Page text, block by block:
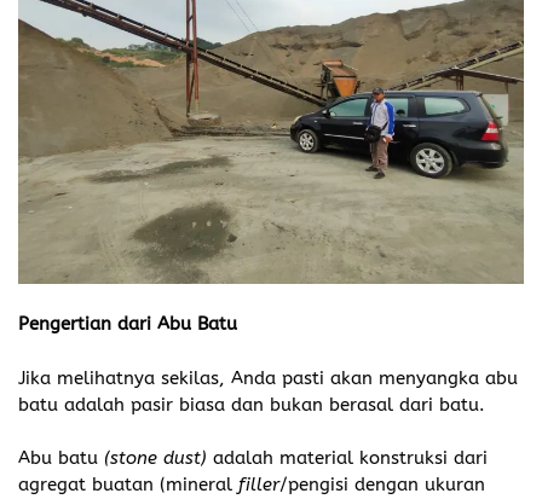
Pengertian dari Abu Batu
Jika melihatnya sekilas, Anda pasti akan menyangka abu
batu adalah pasir biasa dan bukan berasal dari batu.
Abu batu (stone dust) adalah material konstruksi dari
agregat buatan (mineral filler/pengisi dengan ukuran